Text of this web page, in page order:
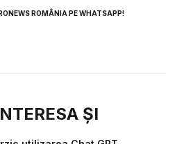
ROMÂNIA PE WHATSAPP!
ȘI